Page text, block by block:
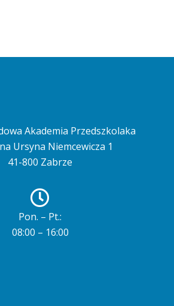
Akademia Przedszkolaka
Ursyna Niemcewicza 1
41-800 Zabrze
Pon. – Pt.:
08:00 – 16:00